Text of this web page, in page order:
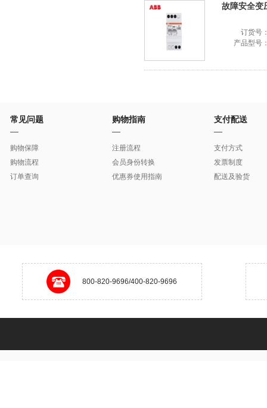
故障安全变
订货号
产品型号
常见问题
购物保障
购物流程
订单查询
购物指南
注册流程
会员身份转换
优惠券使用指南
支付配送
支付方式
发票制度
配送及验货
800-820-9696/400-820-9696